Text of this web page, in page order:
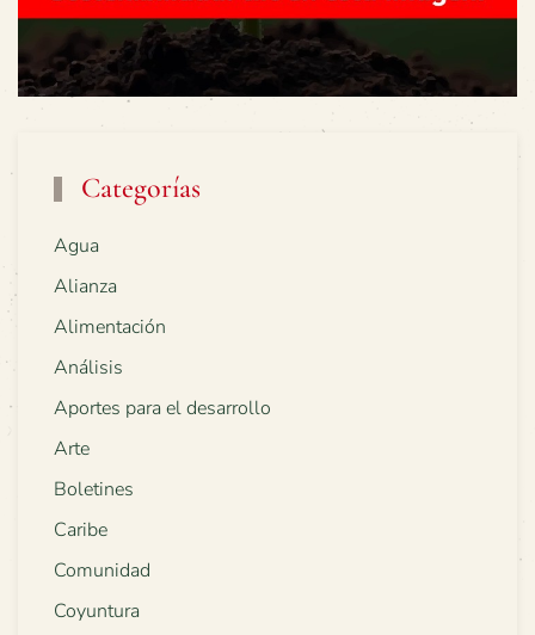
Categorías
Agua
Alianza
Alimentación
Análisis
Aportes para el desarrollo
Arte
Boletines
Caribe
Comunidad
Coyuntura